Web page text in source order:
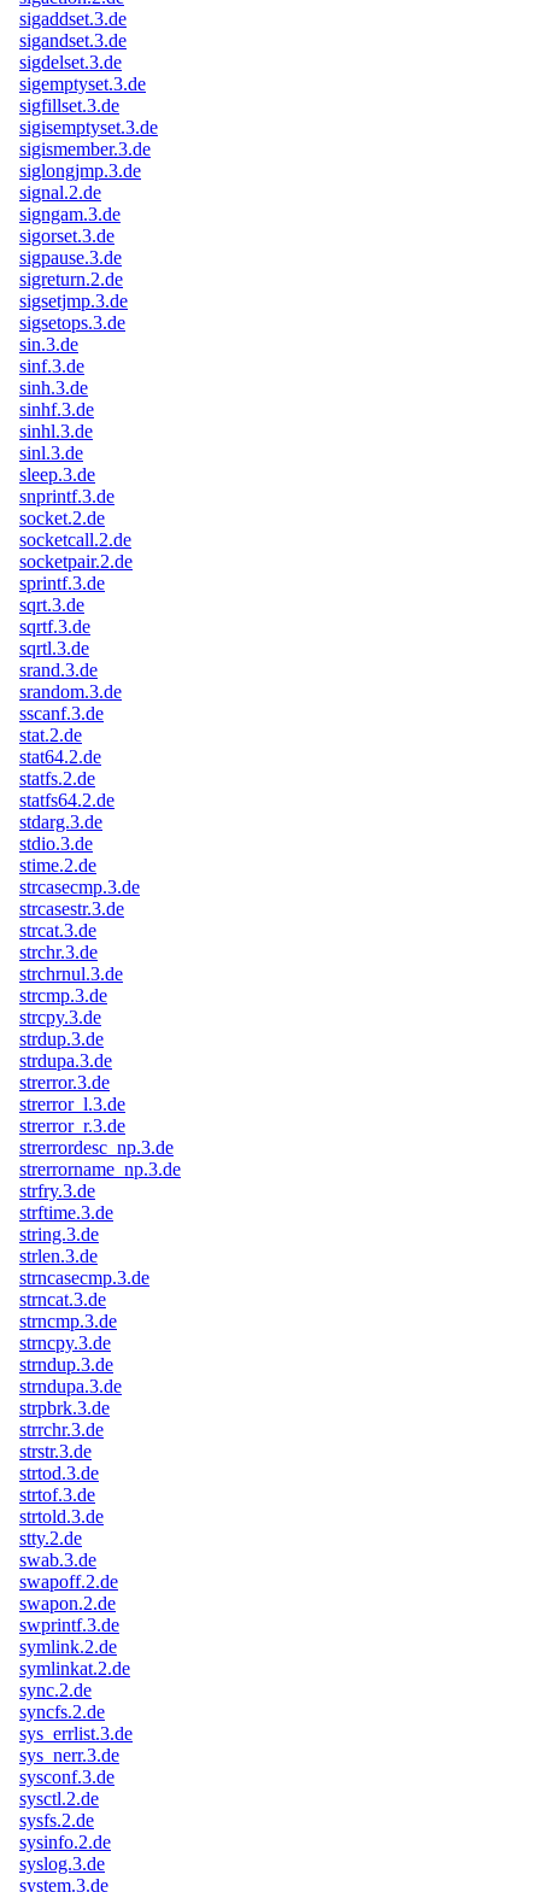
sigaddset.3.de
sigandset.3.de
sigdelset.3.de
sigemptyset.3.de
sigfillset.3.de
sigisemptyset.3.de
sigismember.3.de
siglongjmp.3.de
signal.2.de
signgam.3.de
sigorset.3.de
sigpause.3.de
sigreturn.2.de
sigsetjmp.3.de
sigsetops.3.de
sin.3.de
sinf.3.de
sinh.3.de
sinhf.3.de
sinhl.3.de
sinl.3.de
sleep.3.de
snprintf.3.de
socket.2.de
socketcall.2.de
socketpair.2.de
sprintf.3.de
sqrt.3.de
sqrtf.3.de
sqrtl.3.de
srand.3.de
srandom.3.de
sscanf.3.de
stat.2.de
stat64.2.de
statfs.2.de
statfs64.2.de
stdarg.3.de
stdio.3.de
stime.2.de
strcasecmp.3.de
strcasestr.3.de
strcat.3.de
strchr.3.de
strchrnul.3.de
strcmp.3.de
strcpy.3.de
strdup.3.de
strdupa.3.de
strerror.3.de
strerror_l.3.de
strerror_r.3.de
strerrordesc_np.3.de
strerrorname_np.3.de
strfry.3.de
strftime.3.de
string.3.de
strlen.3.de
strncasecmp.3.de
strncat.3.de
strncmp.3.de
strncpy.3.de
strndup.3.de
strndupa.3.de
strpbrk.3.de
strrchr.3.de
strstr.3.de
strtod.3.de
strtof.3.de
strtold.3.de
stty.2.de
swab.3.de
swapoff.2.de
swapon.2.de
swprintf.3.de
symlink.2.de
symlinkat.2.de
sync.2.de
syncfs.2.de
sys_errlist.3.de
sys_nerr.3.de
sysconf.3.de
sysctl.2.de
sysfs.2.de
sysinfo.2.de
syslog.3.de
system.3.de